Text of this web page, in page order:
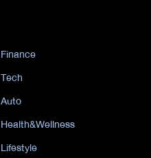
Finance
Tech
Auto
Health&Wellness
Lifestyle